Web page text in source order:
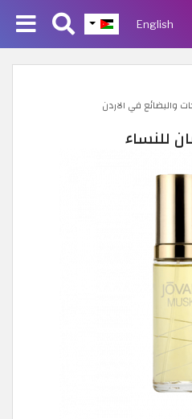
English
والبضائع في الاردن
للنساء